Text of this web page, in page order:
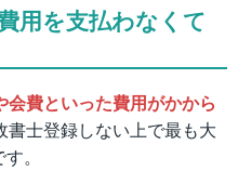
用を支払わなくて
会費といった費用がかから
書士登録しない上で最も大
。